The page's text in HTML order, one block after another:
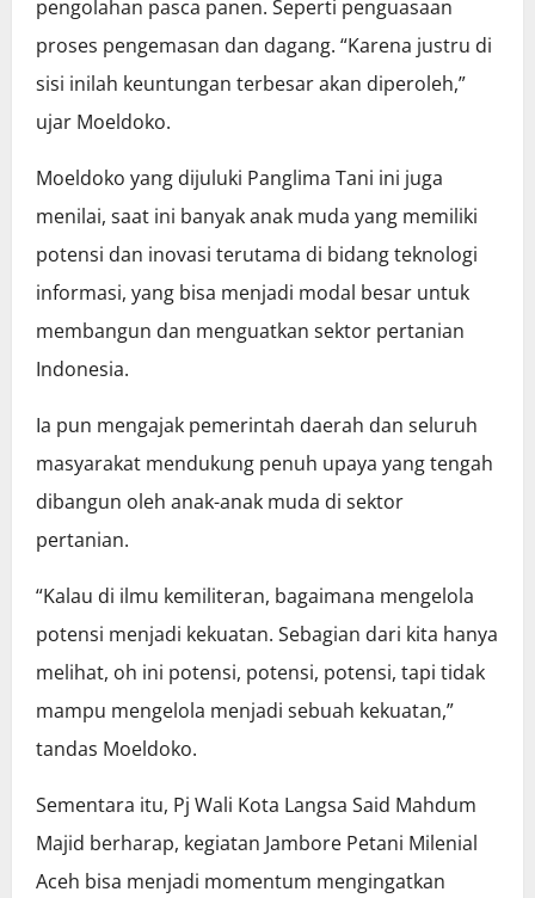
pengolahan pasca panen. Seperti penguasaan
proses pengemasan dan dagang. “Karena justru di
sisi inilah keuntungan terbesar akan diperoleh,”
ujar Moeldoko.
Moeldoko yang dijuluki Panglima Tani ini juga
menilai, saat ini banyak anak muda yang memiliki
potensi dan inovasi terutama di bidang teknologi
informasi, yang bisa menjadi modal besar untuk
membangun dan menguatkan sektor pertanian
Indonesia.
Ia pun mengajak pemerintah daerah dan seluruh
masyarakat mendukung penuh upaya yang tengah
dibangun oleh anak-anak muda di sektor
pertanian.
“Kalau di ilmu kemiliteran, bagaimana mengelola
potensi menjadi kekuatan. Sebagian dari kita hanya
melihat, oh ini potensi, potensi, potensi, tapi tidak
mampu mengelola menjadi sebuah kekuatan,”
tandas Moeldoko.
Sementara itu, Pj Wali Kota Langsa Said Mahdum
Majid berharap, kegiatan Jambore Petani Milenial
Aceh bisa menjadi momentum mengingatkan